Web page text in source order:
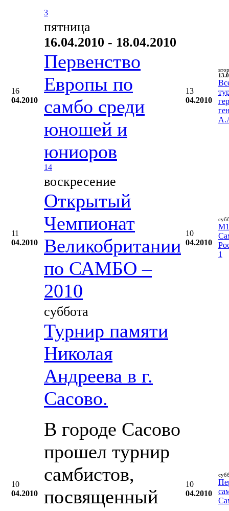
3
16
04.2010
пятница
16.04.2010 - 18.04.2010
Первенство
Европы по
самбо среди
юношей и
юниоров
14
13
04.2010
11
04.2010
воскресение
Открытый
Чемпионат
Великобритании
по САМБО –
2010
10
04.2010
1
10
04.2010
суббота
Турнир памяти
Николая
Андреева в г.
Сасово.
В городе Сасово
прошел турнир
самбистов,
посвященный
10
04.2010